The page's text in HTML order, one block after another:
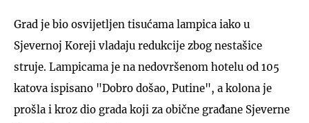
Grad je bio osvijetljen tisućama lampica iako u
Sjevernoj Koreji vladaju redukcije zbog nestašice
struje. Lampicama je na nedovršenom hotelu od 105
katova ispisano "Dobro došao, Putine", a kolona je
prošla i kroz dio grada koji za obične građane Sjeverne